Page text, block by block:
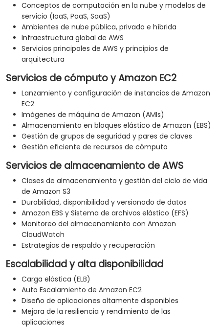
Conceptos de computación en la nube y modelos de
servicio (IaaS, PaaS, SaaS)
Ambientes de nube pública, privada e híbrida
Infraestructura global de AWS
Servicios principales de AWS y principios de
arquitectura
Servicios de cómputo y Amazon EC2
Lanzamiento y configuración de instancias de Amazon
EC2
Imágenes de máquina de Amazon (AMIs)
Almacenamiento en bloques elástico de Amazon (EBS)
Gestión de grupos de seguridad y pares de claves
Gestión eficiente de recursos de cómputo
Servicios de almacenamiento de AWS
Clases de almacenamiento y gestión del ciclo de vida
de Amazon S3
Durabilidad, disponibilidad y versionado de datos
Amazon EBS y Sistema de archivos elástico (EFS)
Monitoreo del almacenamiento con Amazon
CloudWatch
Estrategias de respaldo y recuperación
Escalabilidad y alta disponibilidad
Carga elástica (ELB)
Auto Escalamiento de Amazon EC2
Diseño de aplicaciones altamente disponibles
Mejora de la resiliencia y rendimiento de las
aplicaciones